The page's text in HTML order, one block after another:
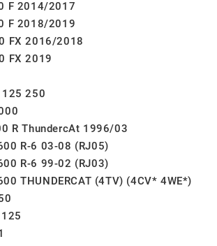
F 2014/2017
F 2018/2019
FX 2016/2018
FX 2019
125 250
R ThundercAt 1996/03
R-6 03-08 (RJ05)
R-6 99-02 (RJ03)
THUNDERCAT (4TV) (4CV* 4WE*)
125